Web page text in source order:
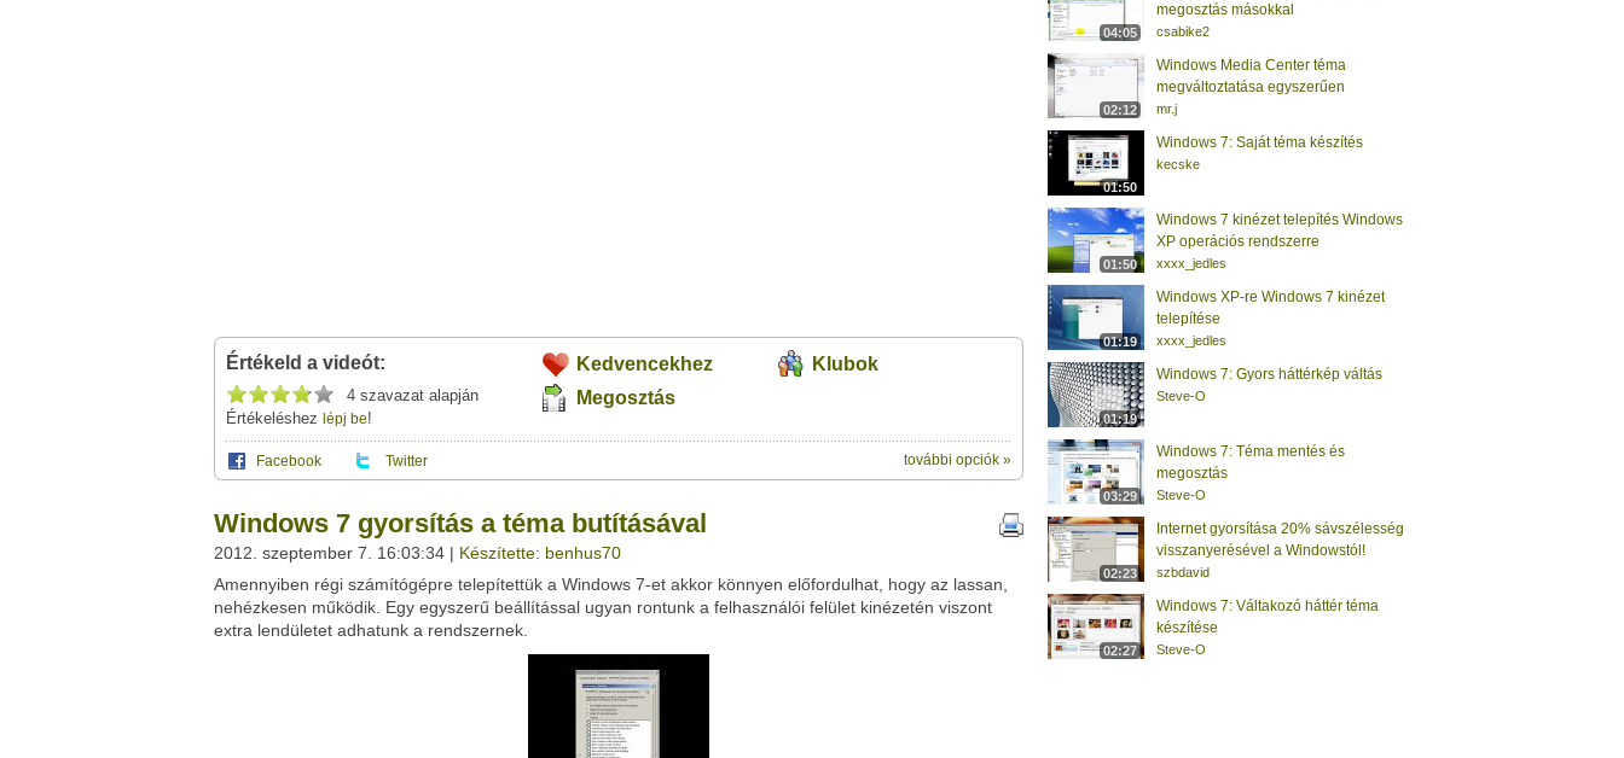
Értékeld a videót:
4 szavazat alapján
Értékeléshez lépj be!
Kedvencekhez
Klubok
Megosztás
Facebook Twitter további opciók »
leveleződet, vagyezt a felületet:
Neved:
E-mail címed:
Üzenet (opcionális):
Ez a videó nem még nem tartozik egy klubhoz sem.
Ha van egy kis időd,nézz szét meglévő klubjaink között!
Windows 7 gyorsítás a téma butításával
2012. szeptember 7. 16:03:34 | Készítette: benhus70
Amennyiben régi számítógépre telepítettük a Windows 7-et akkor könnyen előfordulhat, hogy az lassan,
nehézkesen működik. Egy egyszerű beállítással ugyan rontunk a felhasználói felület kinézetén viszont
extra lendületet adhatunk a rendszernek.
04:05
megosztás másokkal
csabike2
02:12
Windows Media Center téma
megváltoztatása egyszerűen
mr.j
01:50
Windows 7: Saját téma készítés
kecske
01:50
Windows 7 kinézet telepítés Windows
XP operációs rendszerre
xxxx_jedles
01:19
Windows XP-re Windows 7 kinézet
telepítése
xxxx_jedles
01:19
Windows 7: Gyors háttérkép váltás
Steve-O
03:29
Windows 7: Téma mentés és
megosztás
Steve-O
02:23
Internet gyorsítása 20% sávszélesség
visszanyerésével a Windowstól!
szbdavid
02:27
Windows 7: Váltakozó háttér téma
készítése
Steve-O